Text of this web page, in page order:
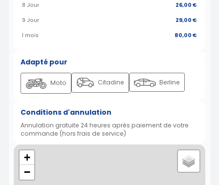
8 Jour 26,00 €
9 Jour 29,00 €
1 mois 80,00 €
Adapté pour
Moto Citadine Berline
Conditions d'annulation
Annulation gratuite 24 heures après paiement de votre
commande (hors frais de service)
+
−